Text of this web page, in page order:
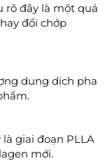
rõ đây là một quá
đổi chớp
dung dịch pha
giai đoạn PLLA
mới.